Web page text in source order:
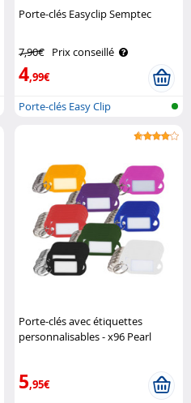
Porte-clés Easyclip Semptec
7,90€ Prix conseillé
4,99€
Porte-clés Easy Clip
Porte-clés avec étiquettes
personnalisables - x96 Pearl
5,95€